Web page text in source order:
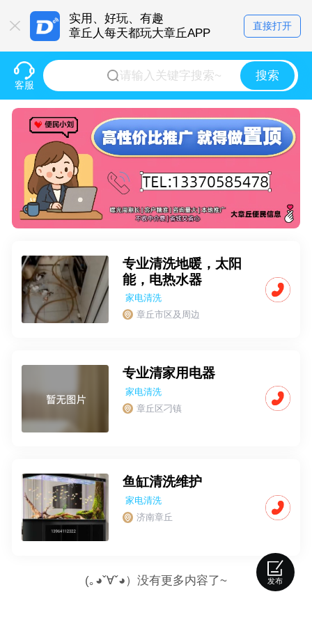
实用、好玩、有趣
章丘人每天都玩大章丘APP
直接打开
客服
搜索
专业清洗地暖，太阳
能，电热水器
家电清洗
章丘市区及周边
专业清家用电器
家电清洗
章丘区刁镇
鱼缸清洗维护
家电清洗
济南章丘
(｡◕ˇ∀ˇ◕）没有更多内容了~ 发布